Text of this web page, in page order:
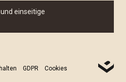
einseitige
GDPR Cookies